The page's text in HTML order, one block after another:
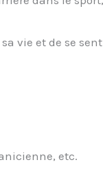
vie et de se
etc.